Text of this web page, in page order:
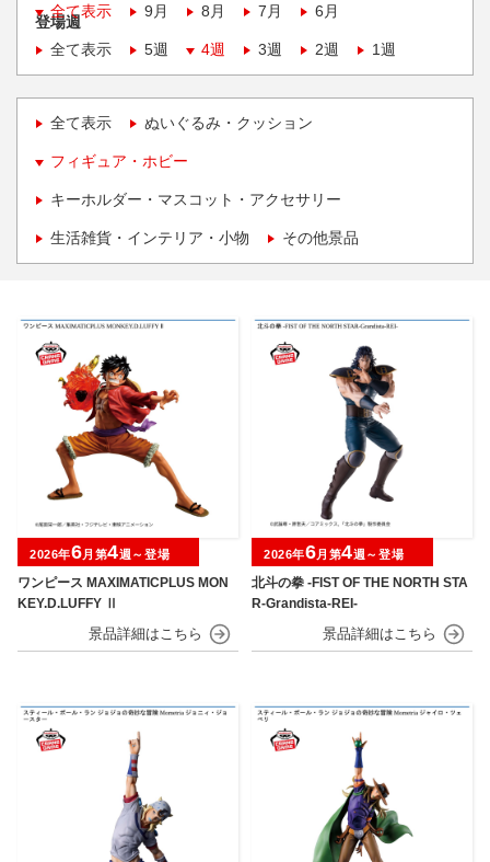
全て表示
9月 8月 7月 6月
登場週
全て表示
5週 4週 3週 2週 1週
全て表示 ぬいぐるみ・クッション
フィギュア・ホビー
キーホルダー・マスコット・アクセサリー
生活雑貨・インテリア・小物 その他景品
ワンピース MAXIMATICPLUS MON
KEY.D.LUFFY Ⅱ
2026年6月第4週～登場
北斗の拳 -FIST OF THE NORTH STA
R-Grandista-REI-
2026年6月第4週～登場